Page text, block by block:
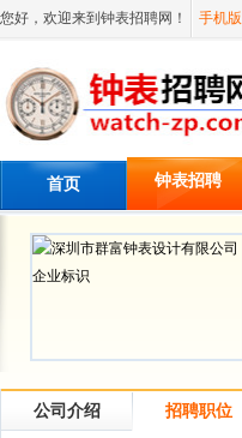
您好，欢迎来到钟表招聘网！ 手机版
首页 钟表招聘
公司介绍 招聘职位